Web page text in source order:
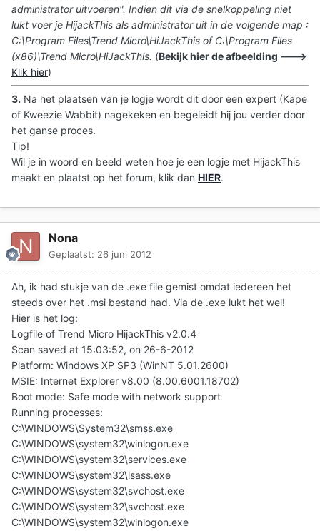
administrator uitvoeren". Indien dit via de snelkoppeling niet
lukt voer je HijackThis als administrator uit in de volgende map :
C:\Program Files\Trend Micro\HiJackThis of C:\Program Files
(x86)\Trend Micro\HiJackThis. (Bekijk hier de afbeelding --->
Klik hier)
3. Na het plaatsen van je logje wordt dit door een expert (Kape
of Kweezie Wabbit) nagekeken en begeleidt hij jou verder door
het ganse proces.
Tip!
Wil je in woord en beeld weten hoe je een logje met HijackThis
maakt en plaatst op het forum, klik dan HIER.
Nona
Geplaatst: 26 juni 2012
Ah, ik had stukje van de .exe file gemist omdat iedereen het
steeds over het .msi bestand had. Via de .exe lukt het wel!
Hier is het log:
Logfile of Trend Micro HijackThis v2.0.4
Scan saved at 15:03:52, on 26-6-2012
Platform: Windows XP SP3 (WinNT 5.01.2600)
MSIE: Internet Explorer v8.00 (8.00.6001.18702)
Boot mode: Safe mode with network support
Running processes:
C:\WINDOWS\System32\smss.exe
C:\WINDOWS\system32\winlogon.exe
C:\WINDOWS\system32\services.exe
C:\WINDOWS\system32\lsass.exe
C:\WINDOWS\system32\svchost.exe
C:\WINDOWS\system32\svchost.exe
C:\WINDOWS\system32\winlogon.exe